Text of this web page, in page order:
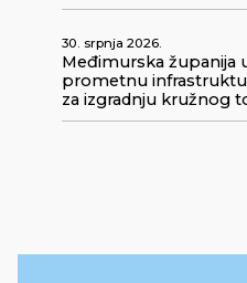
30. srpnja 2026.
Međimurska županija
prometnu
za izgradnju kružnog